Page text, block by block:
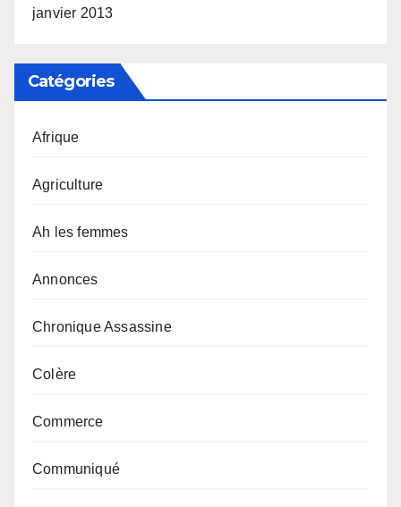
janvier 2013
Catégories
Afrique
Agriculture
Ah les femmes
Annonces
Chronique Assassine
Colère
Commerce
Communiqué